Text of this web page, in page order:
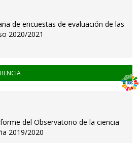
de encuestas de evaluación de las
2020/2021
del Observatorio de la ciencia
2019/2020